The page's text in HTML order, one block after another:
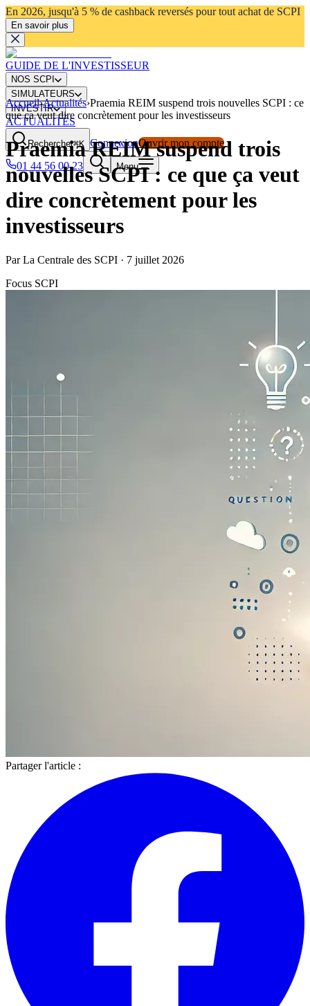
En 2026, jusqu'à 5 % de cashback reversés pour tout achat de SCPI
En savoir plus
GUIDE DE L'INVESTISSEUR
NOS SCPI
SIMULATEURS
INVESTIR
ACTUALITÉS
Rechercher⌘K ConnexionOuvrir mon compte
01 44 56 00 23
Menu
Accueil›Actualités›Praemia REIM suspend trois nouvelles SCPI : ce
que ça veut dire concrètement pour les investisseurs
Praemia REIM suspend trois
nouvelles SCPI : ce que ça veut
dire concrètement pour les
investisseurs
Par La Centrale des SCPI · 7 juillet 2026
Focus SCPI
Partager l'article :